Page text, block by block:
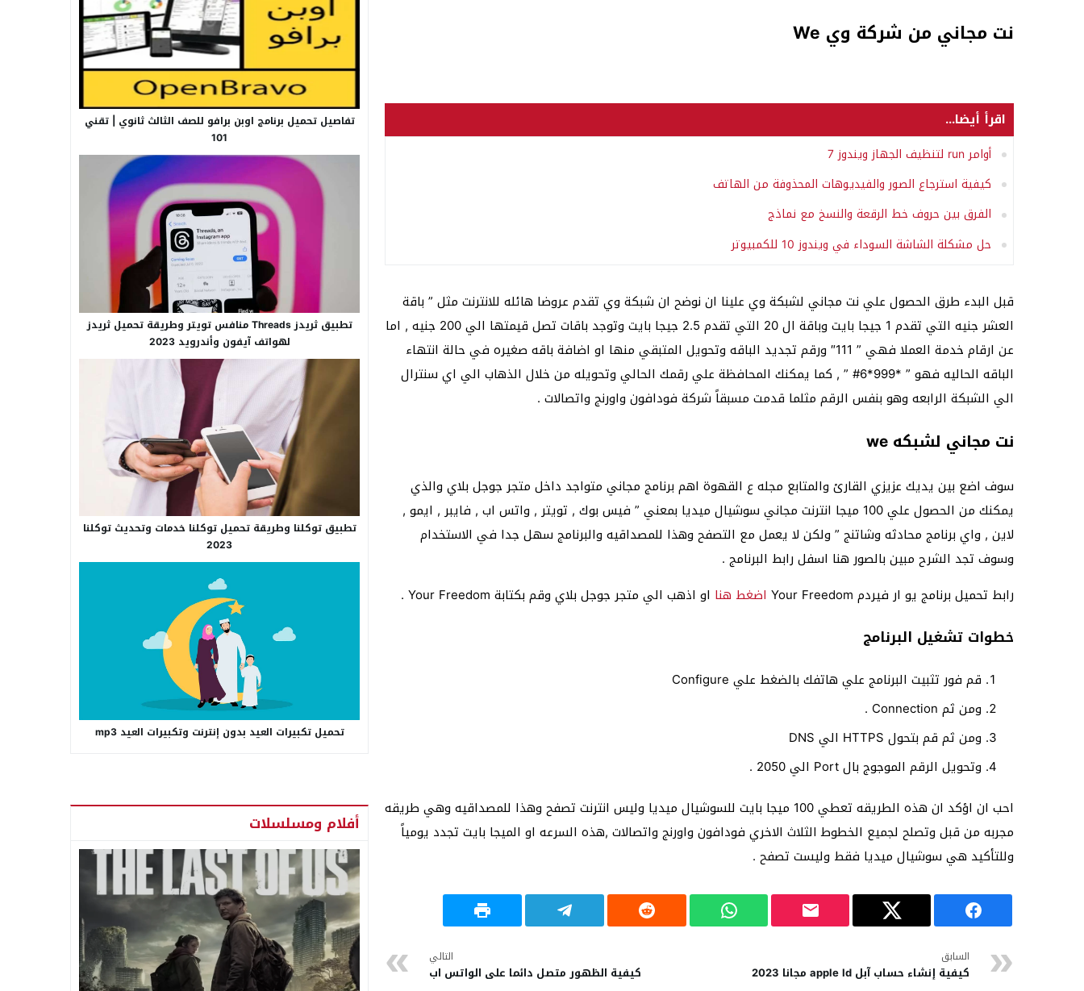
نت مجاني من شركة وي We
اقرأ أيضا...
أوامر run لتنظيف الجهاز ويندوز 7
كيفية استرجاع الصور والفيديوهات المحذوفة من الهاتف
الفرق بين حروف خط الرقعة والنسخ مع نماذج
حل مشكلة الشاشة السوداء في ويندوز 10 للكمبيوتر
قبل البدء طرق الحصول علي نت مجاني لشبكة وي علينا ان نوضح ان شبكة وي تقدم عروضا هائله للانترنت مثل ” باقة
العشر جنيه التي تقدم 1 جيجا بايت وباقة ال 20 التي تقدم 2.5 جيجا بايت وتوجد باقات تصل قيمتها الي 200 جنيه , اما
عن ارقام خدمة العملا فهي ” 111″ ورقم تجديد الباقه وتحويل المتبقي منها او اضافة باقه صغيره في حالة انتهاء
الباقه الحاليه فهو ” *999*6# ” , كما يمكنك المحافظة علي رقمك الحالي وتحويله من خلال الذهاب الي اي سنترال
الي الشبكة الرابعه وهو بنفس الرقم مثلما قدمت مسبقاً شركة فودافون واورنج واتصالات .
نت مجاني لشبكه we
سوف اضع بين يديك عزيزي القارئ والمتابع مجله ع القهوة اهم برنامج مجاني متواجد داخل متجر جوجل بلاي والذي
يمكنك من الحصول علي 100 ميجا انترنت مجاني سوشيال ميديا بمعني ” فيس بوك , تويتر , واتس اب , فايبر , ايمو ,
لاين , واي برنامج محادثه وشاتنج ” ولكن لا يعمل مع التصفح وهذا للمصداقيه والبرنامج سهل جدا في الاستخدام
وسوف تجد الشرح مبين بالصور هنا اسفل رابط البرنامج .
رابط تحميل برنامج يو ار فيردم Your Freedom
اضغط هنا او اذهب الي متجر جوجل بلاي وقم بكتابة Your Freedom .
خطوات تشغيل البرنامج
قم فور تثبيت البرنامج علي هاتفك بالضغط علي Configure
ومن ثم Connection .
ومن ثم قم بتحول HTTPS الي DNS
وتحويل الرقم الموجوج بال Port الي 2050 .
احب ان اؤكد ان هذه الطريقه تعطي 100 ميجا بايت للسوشيال ميديا وليس انترنت تصفح وهذا للمصداقيه وهي طريقه
مجربه من قبل وتصلح لجميع الخطوط الثلاث الاخري فودافون واورنج واتصالات ,هذه السرعه او الميجا بايت تجدد يومياً
وللتأكيد هي سوشيال ميديا فقط وليست تصفح .
السابق
كيفية إنشاء حساب آبل apple Id مجانا 2023
التالي
كيفية الظهور متصل دائما على الواتس اب
تفاصيل تحميل برنامج اوبن برافو للصف الثالث ثانوي | تقني
101
تطبيق ثريدز Threads منافس تويتر وطريقة تحميل ثريدز
لهواتف آيفون وأندرويد 2023
تطبيق توكلنا وطريقة تحميل توكلنا خدمات وتحديث توكلنا
2023
تحميل تكبيرات العيد بدون إنترنت وتكبيرات العيد mp3
أفلام ومسلسلات